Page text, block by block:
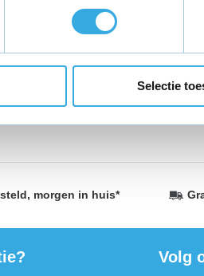
Selectie
uitgebreide collectie Huawei Pura 70
voor jouw apparaten. Of je
oplossing voor jou.
je verwacht. Shop nu en houd je
morgen in huis*
Volg